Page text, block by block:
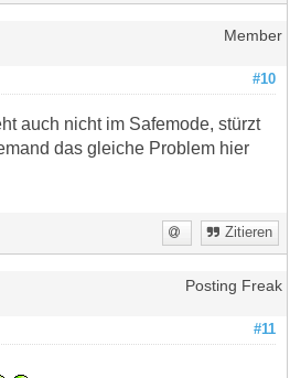
Member
#10
auch nicht im Safemode, stürzt
das gleiche Problem hier
Zitieren
Posting Freak
#11